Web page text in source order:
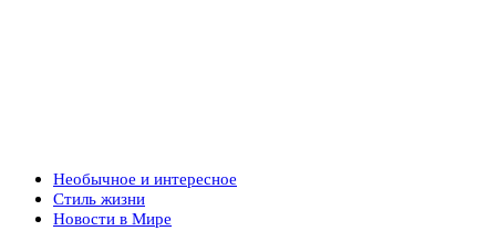
Необычное и интересное
Стиль жизни
Новости в Мире